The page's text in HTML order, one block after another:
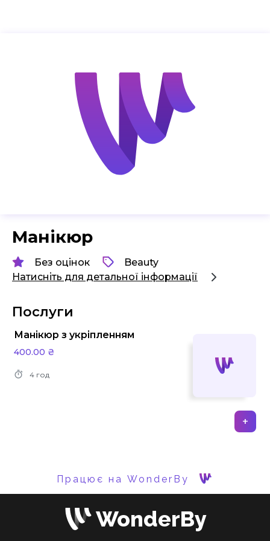
Манікюр
Без оцінок
Beauty
Натисніть для детальної інформації
Послуги
Манікюр з укріпленням
400.00 ₴
4 год
+
Працює на WonderBy
WonderBy